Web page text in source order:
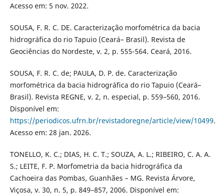
Acesso em: 5 nov. 2022.
SOUSA, F. R. C. DE. Caracterização morfométrica da bacia
hidrográfica do rio Tapuio (Ceará– Brasil). Revista de
Geociências do Nordeste, v. 2, p. 555-564. Ceará, 2016.
SOUSA, F. R. C. de; PAULA, D. P. de. Caracterização
morfométrica da bacia hidrográfica do rio Tapuio (Ceará–
Brasil). Revista REGNE, v. 2, n. especial, p. 559–560, 2016.
Disponível em:
https://periodicos.ufrn.br/revistadoregne/article/view/10499.
Acesso em: 28 jan. 2026.
TONELLO, K. C.; DIAS, H. C. T.; SOUZA, A. L.; RIBEIRO, C. A. A.
S.; LEITE, F. P. Morfometria da bacia hidrográfica da
Cachoeira das Pombas, Guanhães – MG. Revista Árvore,
Viçosa, v. 30, n. 5, p. 849–857, 2006. Disponível em: